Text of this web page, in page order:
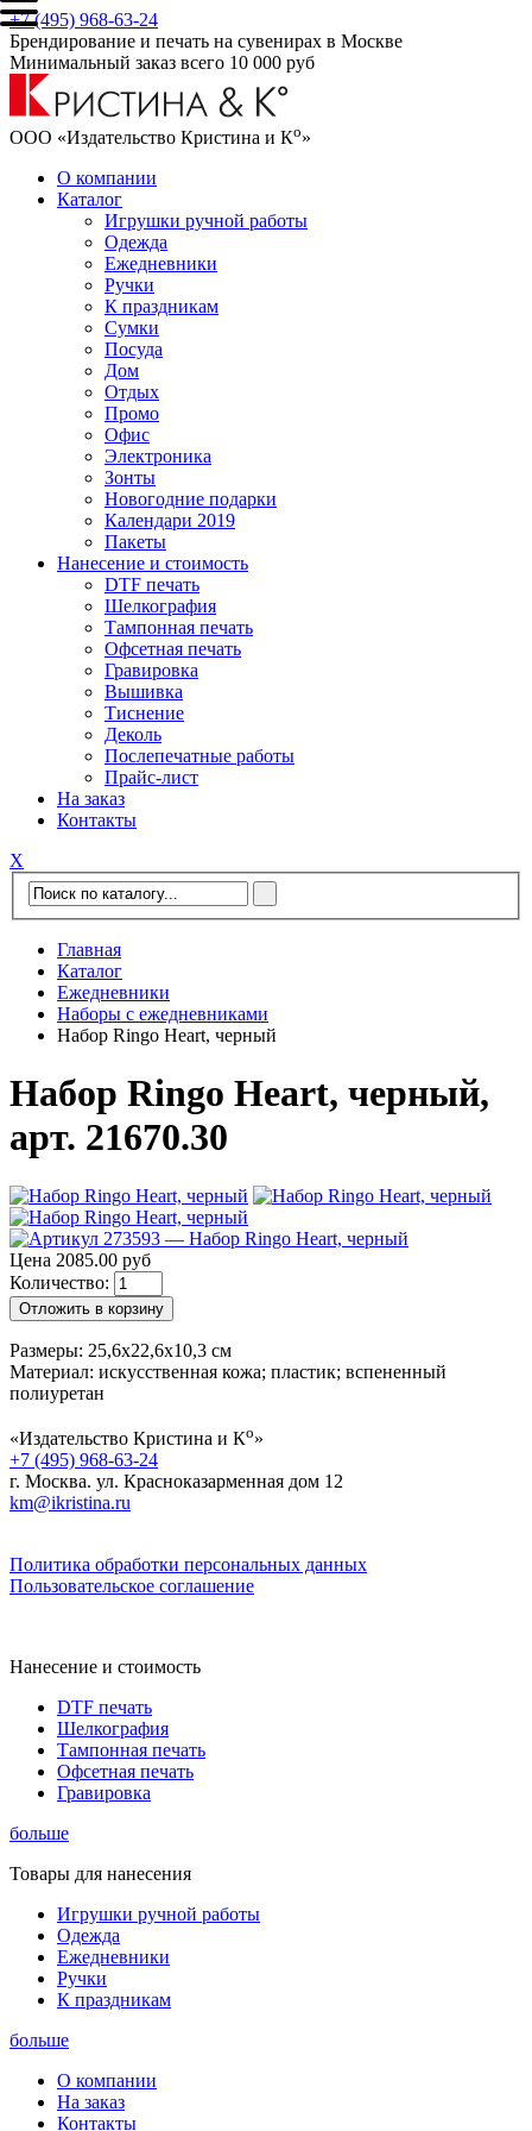
+7 (495) 968-63-24
Брендирование и печать на сувенирах в Москве
Минимальный заказ всего 10 000 руб
ООО «Издательство Кристина и Ко»
О компании
Каталог
Игрушки ручной работы
Одежда
Ежедневники
Ручки
К праздникам
Сумки
Посуда
Дом
Отдых
Промо
Офис
Электроника
Зонты
Новогодние подарки
Календари 2019
Пакеты
Нанесение и стоимость
DTF печать
Шелкография
Тампонная печать
Офсетная печать
Гравировка
Вышивка
Тиснение
Деколь
Послепечатные работы
Прайс-лист
На заказ
Контакты
Х
Главная
Каталог
Ежедневники
Наборы с ежедневниками
Набор Ringo Heart, черный
Набор Ringo Heart, черный,
арт. 21670.30
Цена 2085.00 руб
Количество:
Отложить в корзину
Размеры: 25,6х22,6х10,3 см
Материал: искусственная кожа; пластик; вспененный
полиуретан
«Издательство Кристина и Ко»
+7 (495) 968-63-24
г. Москва. ул. Красноказарменная дом 12
km@ikristina.ru
Политика обработки персональных данных
Пользовательское соглашение
Нанесение и стоимость
DTF печать
Шелкография
Тампонная печать
Офсетная печать
Гравировка
больше
Товары для нанесения
Игрушки ручной работы
Одежда
Ежедневники
Ручки
К праздникам
больше
О компании
На заказ
Контакты